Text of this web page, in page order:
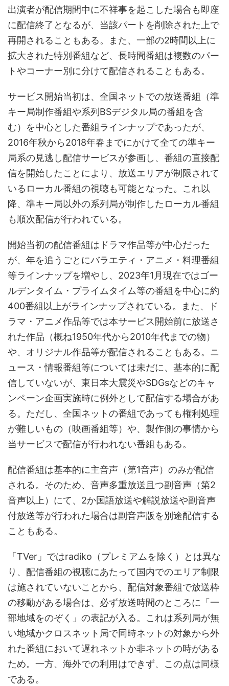
出演者が配信期間中に不祥事を起こした場合も即座
に配信終了となるが、当該パートを削除された上で
再開されることもある。また、一部の2時間以上に
拡大された特別番組など、長時間番組は複数のパー
トやコーナー別に分けて配信されることもある。
サービス開始当初は、全国ネットでの放送番組（準
キー局制作番組や系列BSデジタル局の番組を含
む）を中心とした番組ラインナップであったが、
2016年秋から2018年春までにかけて全ての準キー
局系の見逃し配信サービスが参画し、番組の直接配
信を開始したことにより、放送エリアが制限されて
いるローカル番組の視聴も可能となった。これ以
降、準キー局以外の系列局が制作したローカル番組
も順次配信が行われている。
開始当初の配信番組はドラマ作品等が中心だった
が、年を追うごとにバラエティ・アニメ・料理番組
等ラインナップを増やし、2023年1月現在ではゴー
ルデンタイム・プライムタイム等の番組を中心に約
400番組以上がラインナップされている。また、ド
ラマ・アニメ作品等では本サービス開始前に放送さ
れた作品（概ね1950年代から2010年代までの物）
や、オリジナル作品等が配信されることもある。ニ
ュース・情報番組等については未だに、基本的に配
信していないが、東日本大震災やSDGsなどのキャ
ンペーン企画実施時に例外として配信する場合があ
る。ただし、全国ネットの番組であっても権利処理
が難しいもの（映画番組等）や、製作側の事情から
当サービスで配信が行われない番組もある。
配信番組は基本的に主音声（第1音声）のみが配信
される。そのため、音声多重放送且つ副音声（第2
音声以上）にて、2か国語放送や解説放送や副音声
付放送等が行われた場合は副音声版を別途配信する
こともある。
「TVer」ではradiko（プレミアムを除く）とは異な
り、配信番組の視聴にあたって国内でのエリア制限
は施されていないことから、配信対象番組で放送枠
の移動がある場合は、必ず放送時間のところに「一
部地域をのぞく」の表記が入る。これは系列局が無
い地域かクロスネット局で同時ネットの対象から外
れた番組において遅れネットか非ネットの時がある
ため。一方、海外での利用はできず、この点は同様
である。